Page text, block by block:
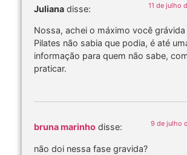
Juliana disse: 11 de julho
Nossa, achei o máximo você
Pilates não sabia que podia, é até
informação para quem não sabe,
praticar.
bruna marinho disse: 9 de julho
não doi nessa fase gravida?